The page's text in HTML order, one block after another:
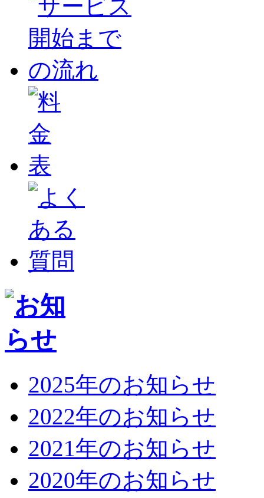
2025年のお知らせ
2022年のお知らせ
2021年のお知らせ
2020年のお知らせ